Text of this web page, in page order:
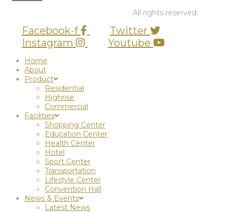
All rights reserved.
Facebook-f
Twitter
Instagram
Youtube
Home
About
Product
Residential
Highrise
Commercial
Facilities
Shopping Center
Education Center
Health Center
Hotel
Sport Center
Transportation
Lifestyle Center
Convention Hall
News & Events
Latest News